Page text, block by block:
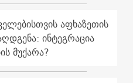
აფხაზეთის
ინტეგრაცია
მუქარა?